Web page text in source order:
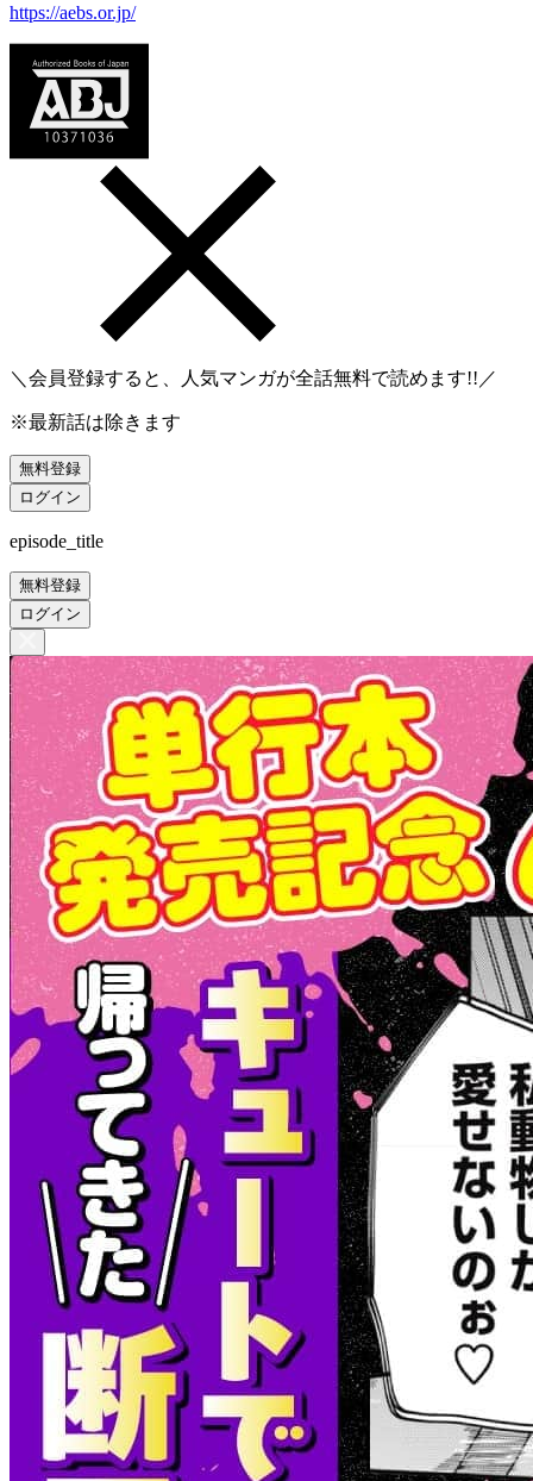
https://aebs.or.jp/
＼会員登録すると、人気マンガが全話無料で読めます!!／
※最新話は除きます
無料登録
ログイン
episode_title
無料登録
ログイン